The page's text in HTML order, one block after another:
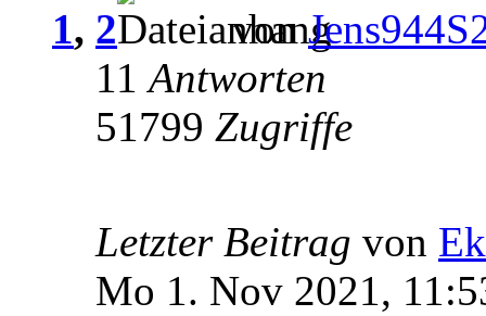
1, 2 von
11Antworten
51799 Zugriffe
Letzter Beitrag von
Mo 1. Nov 2021,